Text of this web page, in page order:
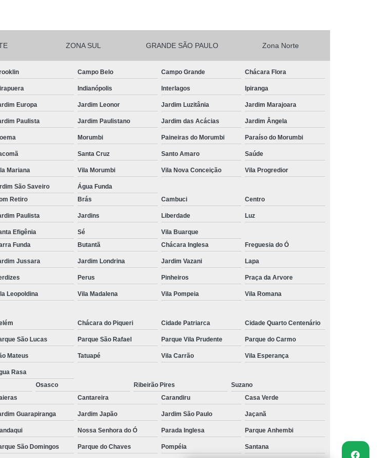
Salgadinhos de Forno para Festa São João Climaco
Salgadinhos Festa Infantil Sacomã
Salgadinhos para Aniversário Infantil Sacomã
Salgadinhos para Festa de Aniversario Pq Bristol
Salgadinhos para Festa Perto de Mim Vila Liviero
Salgadinhos para Festa São João Climaco
Salgadinhos Veganos para Festas São Caetano
Salgadinhos Vegetarianos para Festa Heliópolis
Kit Salgado para Festa
Salgado para Festa Assado
Salgado para Festa Congelado
Salgado para Festa de Aniversário Infantil
Salgado para Festa de Casamento
Salgado para Festa de Criança
Salgado para Festa em Buffet
Salgado para Festa Encomenda
Salgado para Festa Frito
Salgado para Festa para 30 Pessoas
ZONA SUL GRANDE SÃO PAULO Zona Norte
Campo Belo Campo Grande Chácara Flora
Indianópolis Interlagos Ipiranga
Europa Jardim Leonor Jardim Luzitânia Jardim Marajoara
Paulista Jardim Paulistano Jardim das Acácias Jardim Ângela
Morumbi Paineiras do Morumbi Paraíso do Morumbi
Santa Cruz Santo Amaro Saúde
Mariana Vila Morumbi Vila Nova Conceição Vila Progredior
São Saveiro
Água Funda
Retiro Brás Cambuci Centro
Paulista Jardins Liberdade Luz
Efigênia Sé
Vila Buarque
Funda Butantã Chácara Inglesa Freguesia do Ó
Jussara Jardim Londrina Jardim Vazani Lapa
Perus Pinheiros Praça da Arvore
Leopoldina Vila Madalena Vila Pompeia Vila Romana
Chácara do Piqueri Cidade Patriarca Cidade Quarto Centenário
São Lucas Parque São Rafael Parque Vila Prudente Parque do Carmo
Mateus Tatuapé Vila Carrão Vila Esperança
Rasa
Osasco Ribeirão Pires
Suzano
Cantareira Carandiru Casa Verde
Guarapiranga Jardim Japão Jardim São Paulo Jaçanã
Nossa Senhora do Ó Parada Inglesa Parque Anhembi
São Domingos Parque do Chaves Pompéia Santana